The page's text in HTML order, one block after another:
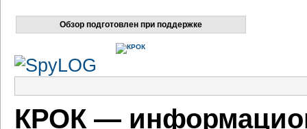
Обзор подготовлен при поддержке
КРОК —